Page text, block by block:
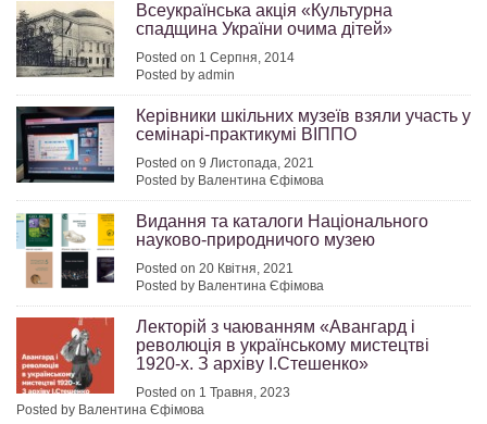
Всеукраїнська акція «Культурна
спадщина України очима дітей»
Posted on 1 Серпня, 2014
Posted by admin
Керівники шкільних музеїв взяли участь у
семінарі-практикумі ВІППО
Posted on 9 Листопада, 2021
Posted by Валентина Єфімова
Видання та каталоги Національного
науково-природничого музею
Posted on 20 Квітня, 2021
Posted by Валентина Єфімова
Лекторій з чаюванням «Авангард і
революція в українському мистецтві
1920-х. З архіву І.Стешенко»
Posted on 1 Травня, 2023
Posted by Валентина Єфімова